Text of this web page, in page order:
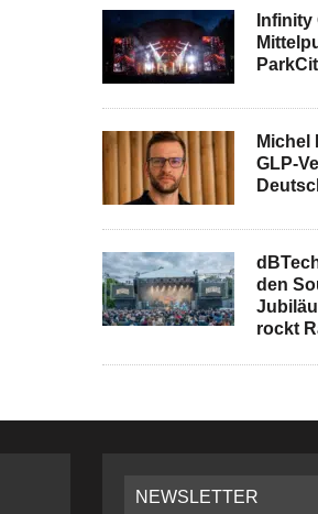
Infinity
Michel
GLP-
den
rockt
NEWSLETTER